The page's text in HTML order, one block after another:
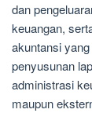
dan
keuangan,
akuntansi
penyusunan
administrasi
maupun